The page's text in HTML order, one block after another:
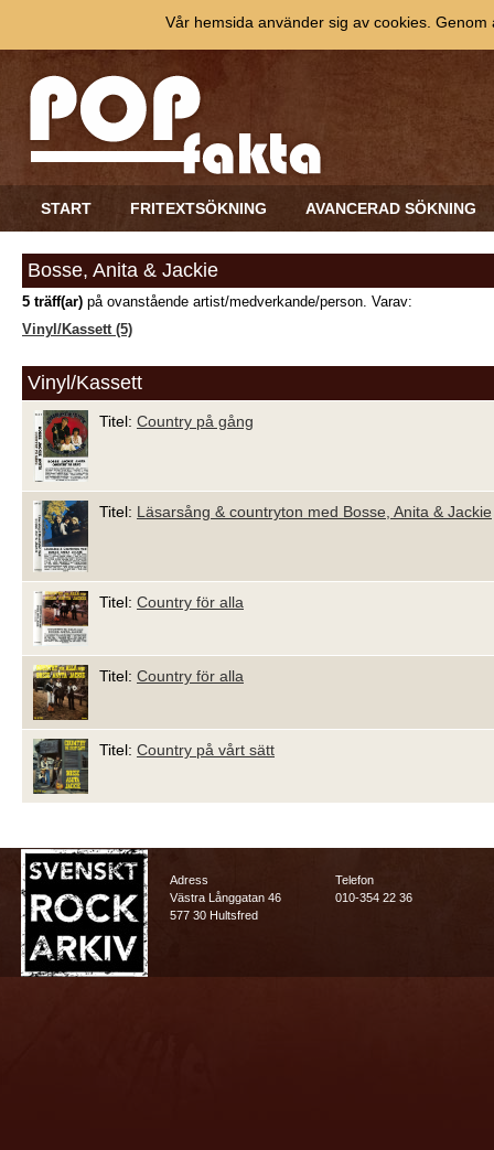
START FRITEXTSÖKNING AVANCERAD SÖKNING
Bosse, Anita & Jackie
5 träff(ar) på ovanstående artist/medverkande/person. Varav:
Vinyl/Kassett (5)
Vinyl/Kassett
Titel: Country på gång
Titel: Läsarsång & countryton med Bosse, Anita & Jackie
Titel: Country för alla
Titel: Country för alla
Titel: Country på vårt sätt
Adress
Västra Långgatan 46
577 30 Hultsfred
Telefon
010-354 22 36
Vår hemsida använder sig av cookies.